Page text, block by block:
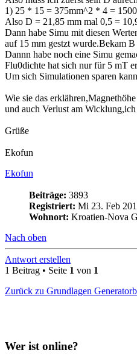
1) 25 * 15 = 375mm^2 * 4 =
Also D = 21,85 mm mal 0,5 =
Dann habe Simu mit diesen
auf 15 mm gestzt wurde.Bekam
Dannn habe noch eine Simu
Flu0dichte hat sich nur für 5 mT
Um sich Simulationen sparen
Wie sie das
und auch Verlust am
Grüße
Ekofun
Ekofun
Beiträge: 3893
Registriert: Mi 23. Feb
Wohnort: Kroatien-Nova
Nach oben
Antwort erstellen
1 Beitrag • Seite 1 von 1
Zurück zu Grundlagen
Wer ist online?